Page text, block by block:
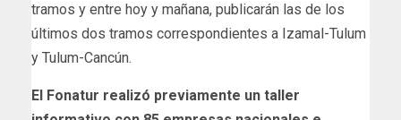
tramos y entre hoy y mañana, publicarán las de los
últimos dos tramos correspondientes a Izamal-Tulum
y Tulum-Cancún.
El Fonatur realizó previamente un taller